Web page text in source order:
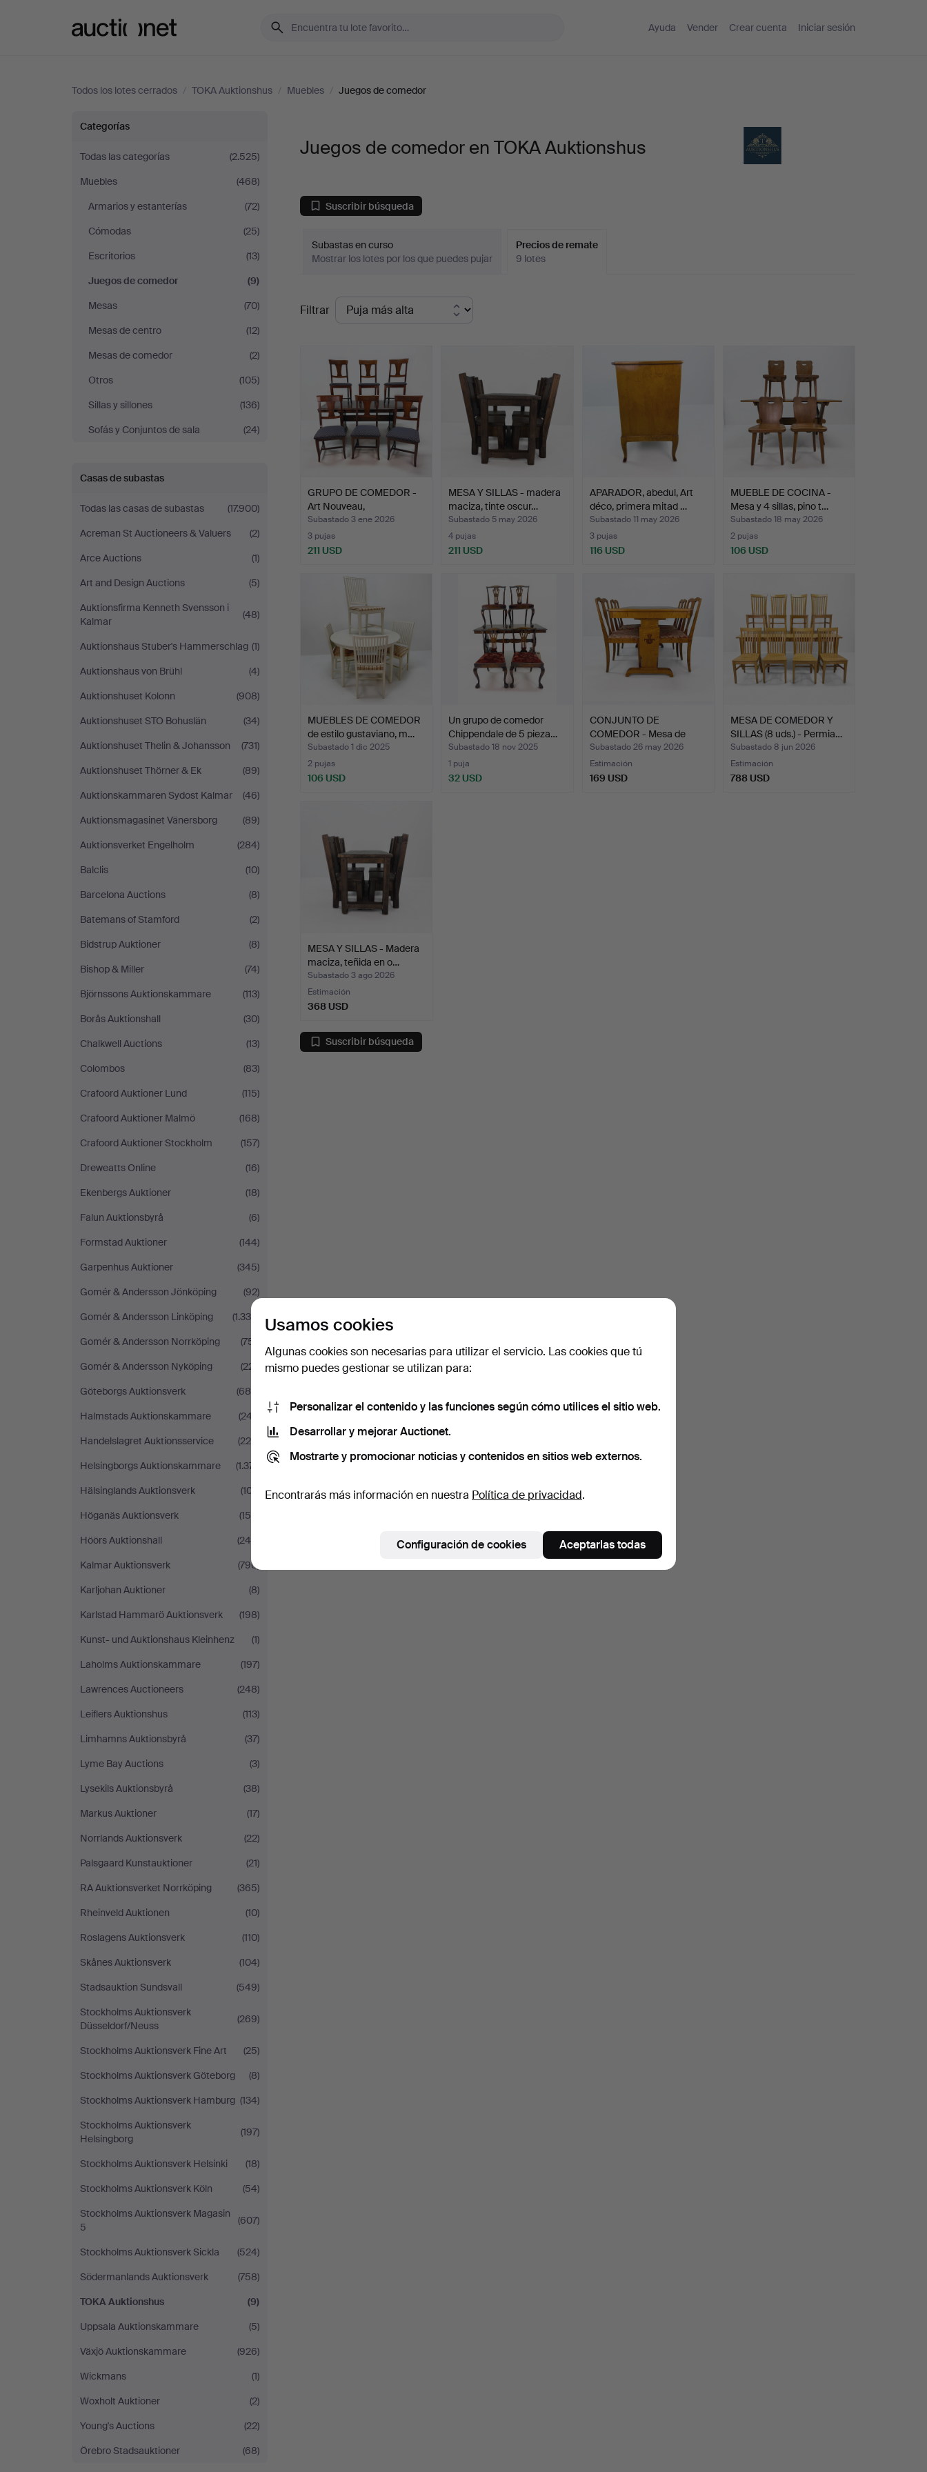
Ayuda Vender Crear cuenta Iniciar sesión
Todos los lotes cerrados / TOKA Auktionshus / Muebles / Juegos de comedor
Juegos
de
comedor
en
TOKA
Auktionshus
Categorías
Todas las categorías
(2.525)
Muebles
(468)
Armarios y estanterías
(72)
Cómodas
(25)
Escritorios
(13)
Juegos de comedor
(9)
Mesas
(70)
Mesas de centro
(12)
Mesas de comedor
(2)
Otros
(105)
Sillas y sillones
(136)
Sofás y Conjuntos de sala
(24)
Casas de subastas
Todas las casas de subastas
(17.900)
Acreman St Auctioneers & Valuers
(2)
Arce Auctions
(1)
Art and Design Auctions
(5)
Auktionsfirma Kenneth Svensson i
Kalmar
(48)
Auktionshaus Stuber's Hammerschlag (1)
Auktionshaus von Brühl
(4)
Auktionshuset Kolonn
(908)
Auktionshuset STO Bohuslän
(34)
Auktionshuset Thelin & Johansson
(731)
Auktionshuset Thörner & Ek
(89)
Auktionskammaren Sydost Kalmar
(46)
Auktionsmagasinet Vänersborg
(89)
Auktionsverket Engelholm
(284)
Balclis
(10)
Barcelona Auctions
(8)
Batemans of Stamford
(2)
Bidstrup Auktioner
(8)
Bishop & Miller
(74)
Björnssons Auktionskammare
(113)
Borås Auktionshall
(30)
Chalkwell Auctions
(13)
Colombos
(83)
Crafoord Auktioner Lund
(115)
Crafoord Auktioner Malmö
(168)
Crafoord Auktioner Stockholm
(157)
Dreweatts Online
(16)
Ekenbergs Auktioner
(18)
Falun Auktionsbyrå
(6)
Formstad Auktioner
(144)
Garpenhus Auktioner
(345)
Gomér & Andersson Jönköping
(92)
Gomér & Andersson Linköping
(1.334)
Gomér & Andersson Norrköping
(751)
Gomér & Andersson Nyköping
(221)
Göteborgs Auktionsverk
(689)
Halmstads Auktionskammare
(247)
Handelslagret Auktionsservice
(229)
Helsingborgs Auktionskammare
(1.371)
Hälsinglands Auktionsverk
(107)
Höganäs Auktionsverk
(155)
Höörs Auktionshall
(246)
Kalmar Auktionsverk
(790)
Karljohan Auktioner
(8)
Karlstad Hammarö Auktionsverk
(198)
Kunst- und Auktionshaus Kleinhenz
(1)
Laholms Auktionskammare
(197)
Lawrences Auctioneers
(248)
Leiflers Auktionshus
(113)
Limhamns Auktionsbyrå
(37)
Lyme Bay Auctions
(3)
Lysekils Auktionsbyrå
(38)
Markus Auktioner
(17)
Norrlands Auktionsverk
(22)
Palsgaard Kunstauktioner
(21)
RA Auktionsverket Norrköping
(365)
Rheinveld Auktionen
(10)
Roslagens Auktionsverk
(110)
Skånes Auktionsverk
(104)
Stadsauktion Sundsvall
(549)
Stockholms Auktionsverk
Düsseldorf/Neuss
(269)
Stockholms Auktionsverk Fine Art
(25)
Stockholms Auktionsverk Göteborg
(8)
Stockholms Auktionsverk Hamburg (134)
Stockholms Auktionsverk
Helsingborg
(197)
Stockholms Auktionsverk Helsinki
(18)
Stockholms Auktionsverk Köln
(54)
Stockholms Auktionsverk Magasin
5
(607)
Stockholms Auktionsverk Sickla
(524)
Södermanlands Auktionsverk
(758)
TOKA Auktionshus
(9)
Uppsala Auktionskammare
(5)
Växjö Auktionskammare
(926)
Wickmans
(1)
Woxholt Auktioner
(2)
Young's Auctions
(22)
Örebro Stadsauktioner
(68)
Juegos de comedor en TOKA Auktionshus
Suscribir búsqueda
Subastas en curso
Mostrar los lotes por los que puedes pujar
Precios de remate
9 lotes
Precios
de
Filtrar
GRUPO DE COMEDOR -
Art Nouveau,
Contemporá…
Subastado 3 ene 2026
3 pujas
211 USD
MESA Y SILLAS - madera
maciza, tinte oscur…
Subastado 5 may 2026
4 pujas
211 USD
APARADOR, abedul, Art
déco, primera mitad …
Subastado 11 may 2026
3 pujas
116 USD
MUEBLE DE COCINA -
Mesa y 4 sillas, pino t…
Subastado 18 may 2026
2 pujas
106 USD
MUEBLES DE COMEDOR
de estilo gustaviano, m…
Subastado 1 dic 2025
2 pujas
106 USD
Un grupo de comedor
Chippendale de 5 pieza…
Subastado 18 nov 2025
1 puja
32 USD
CONJUNTO DE
COMEDOR - Mesa de
comedor Art …
Subastado 26 may 2026
Estimación
169 USD
MESA DE COMEDOR Y
SILLAS (8 uds.) - Permia…
Subastado 8 jun 2026
Estimación
788 USD
MESA Y SILLAS - Madera
maciza, teñida en o…
Subastado 3 ago 2026
Estimación
368 USD
Suscribir búsqueda
Usamos cookies
Algunas cookies son necesarias para utilizar el servicio. Las cookies que tú
mismo puedes gestionar se utilizan para:
Personalizar el contenido y las funciones según cómo utilices el sitio web.
Desarrollar y mejorar Auctionet.
Mostrarte y promocionar noticias y contenidos en sitios web externos.
Encontrarás más información en nuestra Política de privacidad.
Configuración de cookies Aceptarlas todas